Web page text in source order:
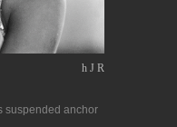
h J R
suspended anchor